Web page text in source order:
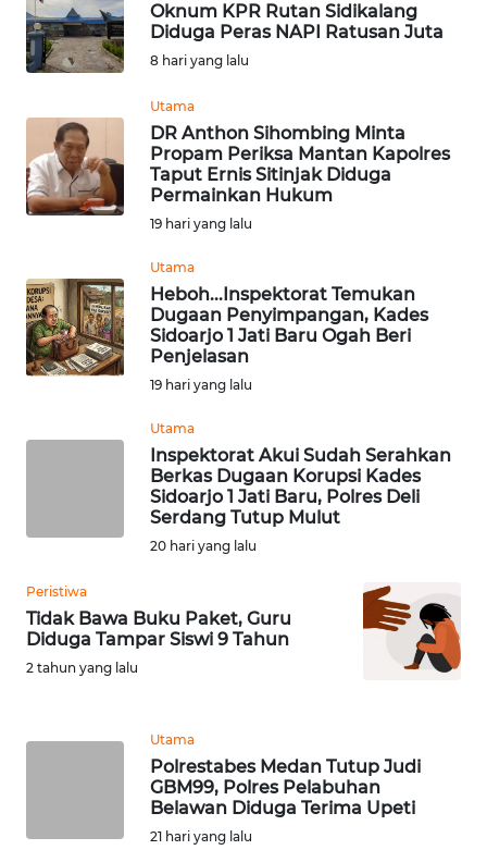
Oknum KPR Rutan Sidikalang
Diduga Peras NAPI Ratusan Juta
8 hari yang lalu
Utama
DR Anthon Sihombing Minta
Propam Periksa Mantan Kapolres
Taput Ernis Sitinjak Diduga
Permainkan Hukum
19 hari yang lalu
Utama
Heboh...Inspektorat Temukan
Dugaan Penyimpangan, Kades
Sidoarjo 1 Jati Baru Ogah Beri
Penjelasan
19 hari yang lalu
Utama
Inspektorat Akui Sudah Serahkan
Berkas Dugaan Korupsi Kades
Sidoarjo 1 Jati Baru, Polres Deli
Serdang Tutup Mulut
20 hari yang lalu
Peristiwa
Tidak Bawa Buku Paket, Guru
Diduga Tampar Siswi 9 Tahun
2 tahun yang lalu
Utama
Polrestabes Medan Tutup Judi
GBM99, Polres Pelabuhan
Belawan Diduga Terima Upeti
21 hari yang lalu
WN
DANAU
TOBA
WN
NIAS
WN
WN
TAPANULI
SELATAN
LESUNG
SIMALUNGUN
LABUHANBATU
WN DELI